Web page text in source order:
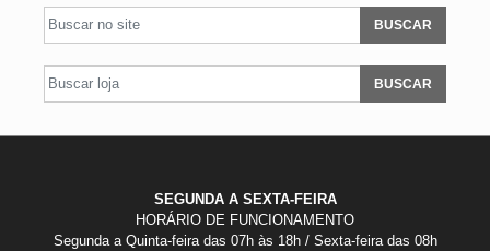
BUSCAR
BUSCAR
SEGUNDA A SEXTA-FEIRA
HORÁRIO DE FUNCIONAMENTO
Segunda a Quinta-feira das 07h às 18h / Sexta-feira das 08h